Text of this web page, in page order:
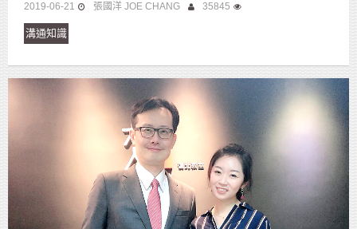
2019-06-21 張國洋 JOE CHANG 35845
溝通知識